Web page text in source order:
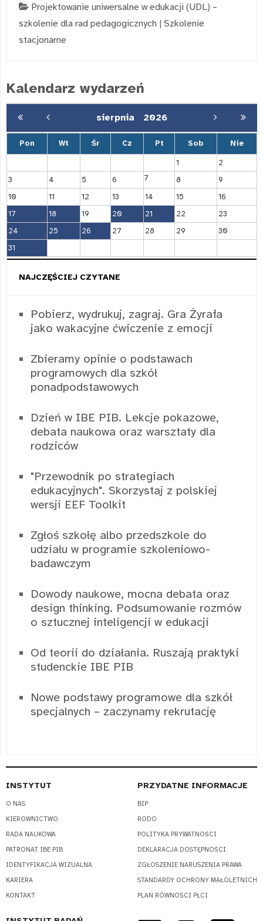
Projektowanie uniwersalne w edukacji (UDL) –
szkolenie dla rad pedagogicznych | Szkolenie
stacjonarne
Kalendarz wydarzeń
sierpnia 2026
Pon Wt Śr Cz Pt Sob Nie
1
2
3
4 5 6 7 8
9
10
11 12 13 14 15
16
17
18 19 20 21 22
23
24
25 26 27 28 29
30
31
NAJCZĘŚCIEJ CZYTANE
Pobierz, wydrukuj, zagraj. Gra Żyrafa
jako wakacyjne ćwiczenie z emocji
Zbieramy opinie o podstawach
programowych dla szkół
ponadpodstawowych
Dzień w IBE PIB. Lekcje pokazowe,
debata naukowa oraz warsztaty dla
rodziców
"Przewodnik po strategiach
edukacyjnych". Skorzystaj z polskiej
wersji EEF Toolkit
Zgłoś szkołę albo przedszkole do
udziału w programie szkoleniowo-
badawczym
Dowody naukowe, mocna debata oraz
design thinking. Podsumowanie rozmów
o sztucznej inteligencji w edukacji
Od teorii do działania. Ruszają praktyki
studenckie IBE PIB
Nowe podstawy programowe dla szkół
specjalnych – zaczynamy rekrutację
INSTYTUT
O NAS
KIEROWNICTWO
RADA NAUKOWA
PATRONAT IBE PIB
IDENTYFIKACJA WIZUALNA
KARIERA
KONTAKT
PRZYDATNE INFORMACJE
BIP
RODO
POLITYKA PRYWATNOŚCI
DEKLARACJA DOSTĘPNOŚCI
ZGŁOSZENIE NARUSZENIA PRAWA
STANDARDY OCHRONY MAŁOLETNICH
PLAN RÓWNOŚCI PŁCI